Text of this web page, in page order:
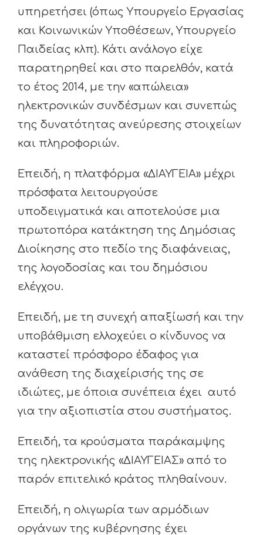
υπηρετήσει (όπως Υπουργείο Εργασίας
και Κοινωνικών Υποθέσεων, Υπουργείο
Παιδείας κλπ). Κάτι ανάλογο είχε
παρατηρηθεί και στο παρελθόν, κατά
το έτος 2014, με την «απώλεια»
ηλεκτρονικών συνδέσμων και συνεπώς
της δυνατότητας ανεύρεσης στοιχείων
και πληροφοριών.
Επειδή, η πλατφόρμα «ΔΙΑΥΓΕΙΑ» μέχρι
πρόσφατα λειτουργούσε
υποδειγματικά και αποτελούσε μια
πρωτοπόρα κατάκτηση της Δημόσιας
Διοίκησης στο πεδίο της διαφάνειας,
της λογοδοσίας και του δημόσιου
ελέγχου.
Επειδή, με τη συνεχή απαξίωσή και την
υποβάθμιση ελλοχεύει ο κίνδυνος να
καταστεί πρόσφορο έδαφος για
ανάθεση της διαχείρισής της σε
ιδιώτες, με όποια συνέπεια έχει αυτό
για την αξιοπιστία στου συστήματος.
Επειδή, τα κρούσματα παράκαμψης
της ηλεκτρονικής «ΔΙΑΥΓΕΙΑΣ» από το
παρόν επιτελικό κράτος πληθαίνουν.
Επειδή, η ολιγωρία των αρμόδιων
οργάνων της κυβέρνησης έχει